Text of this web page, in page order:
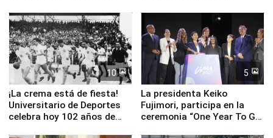
equipamiento para
Serenazgo
10
¡La crema está de fiesta!
Universitario de Deportes
celebra hoy 102 años de
5
La presidenta Keiko
Fujimori, participa en la
ceremonia “One Year To Go